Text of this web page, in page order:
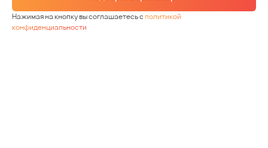
Нажимая на кнопку вы соглашаетесь сполитикой
конфиденциальности